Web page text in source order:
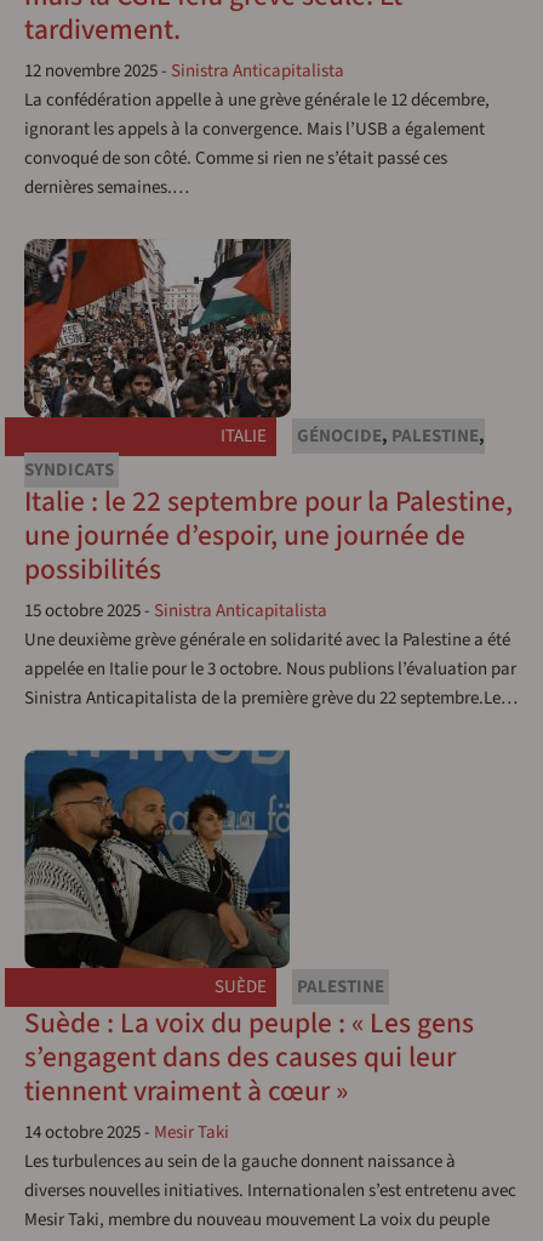
tardivement.
12 novembre 2025- Sinistra Anticapitalista
La confédération appelle à une grève générale le 12 décembre,
ignorant les appels à la convergence. Mais l’USB a également
convoqué de son côté. Comme si rien ne s’était passé ces
dernières semaines.…
ITALIE GÉNOCIDE, PALESTINE,
SYNDICATS
Italie : le 22 septembre pour la Palestine,
une journée d’espoir, une journée de
possibilités
15 octobre 2025- Sinistra Anticapitalista
Une deuxième grève générale en solidarité avec la Palestine a été
appelée en Italie pour le 3 octobre. Nous publions l’évaluation par
Sinistra Anticapitalista de la première grève du 22 septembre.Le…
SUÈDE PALESTINE
Suède : La voix du peuple : « Les gens
s’engagent dans des causes qui leur
tiennent vraiment à cœur »
14 octobre 2025- Mesir Taki
Les turbulences au sein de la gauche donnent naissance à
diverses nouvelles initiatives. Internationalen s’est entretenu avec
Mesir Taki, membre du nouveau mouvement La voix du peuple